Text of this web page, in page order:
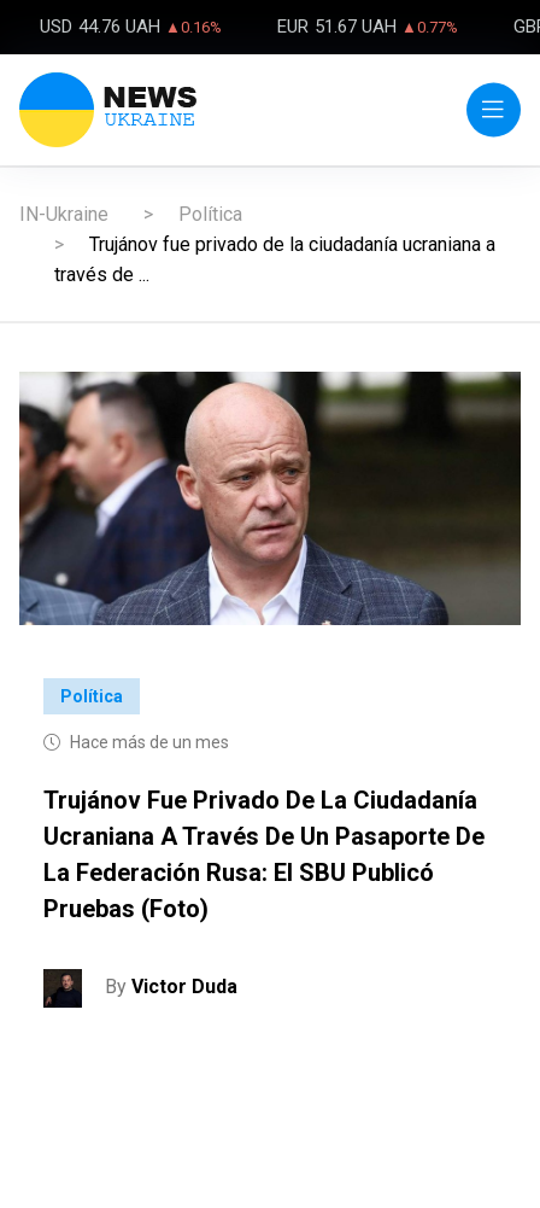
USD 44.76 UAH ▲0.16% EUR 51.67 UAH ▲0.77%
IN-Ukraine
Política
Trujánov fue privado de la ciudadanía ucraniana a
través de ...
Política
Hace más de un mes
Trujánov Fue Privado De La Ciudadanía
Ucraniana A Través De Un Pasaporte De
La Federación Rusa: El SBU Publicó
Pruebas (foto)
ByVictor Duda